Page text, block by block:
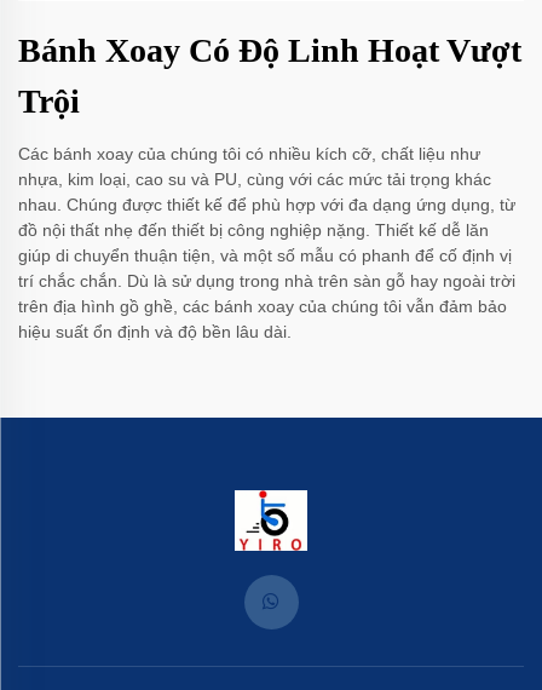
Bánh Xoay Có Độ Linh Hoạt Vượt
Trội
Các bánh xoay của chúng tôi có nhiều kích cỡ, chất liệu như
nhựa, kim loại, cao su và PU, cùng với các mức tải trọng khác
nhau. Chúng được thiết kế để phù hợp với đa dạng ứng dụng, từ
đồ nội thất nhẹ đến thiết bị công nghiệp nặng. Thiết kế dễ lăn
giúp di chuyển thuận tiện, và một số mẫu có phanh để cố định vị
trí chắc chắn. Dù là sử dụng trong nhà trên sàn gỗ hay ngoài trời
trên địa hình gồ ghề, các bánh xoay của chúng tôi vẫn đảm bảo
hiệu suất ổn định và độ bền lâu dài.